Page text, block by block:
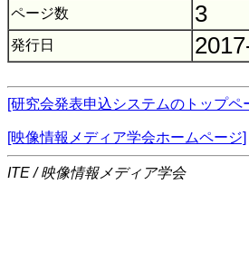
ページ数 3
発行日
[研究会発表申込システムのトップペ
[映像情報メディア学会ホームページ]
ITE / 映像情報メディア学会